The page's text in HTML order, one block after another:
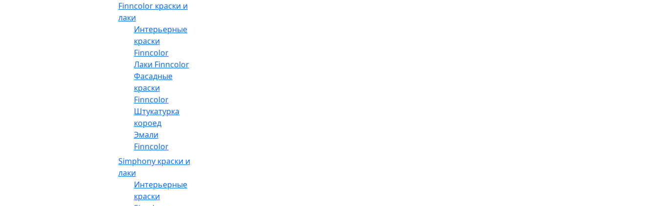
Finncolor краски и
лаки
Интерьерные
краски
Finncolor
Лаки Finncolor
Фасадные
краски
Finncolor
Штукатурка
короед
Эмали
Finncolor
Simphony краски и
лаки
Интерьерные
краски